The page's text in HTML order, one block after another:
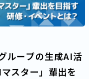
ループの生成AI活
スター」輩出を